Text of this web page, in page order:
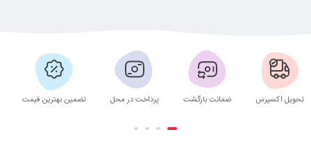
تحویل اکسپرس ضمانت بازگشت پرداخت در محل تضمین بهترین قیمت